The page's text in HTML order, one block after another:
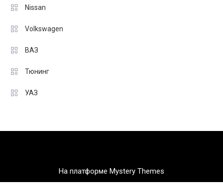
Nissan
Volkswagen
ВАЗ
Тюнинг
УАЗ
На платформе Mystery Themes